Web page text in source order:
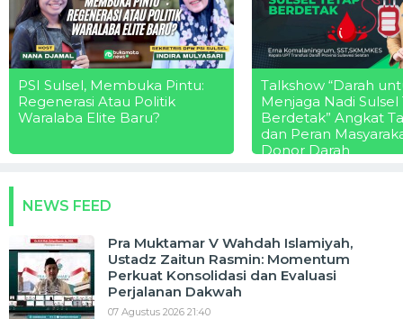
PSI Sulsel, Membuka Pintu:
Regenerasi Atau Politik
Waralaba Elite Baru?
Talkshow “Darah
Menjaga Nadi Sulsel
Berdetak” Angkat
dan Peran
Donor Darah
NEWS FEED
Pra Muktamar V Wahdah Islamiyah,
Ustadz Zaitun Rasmin: Momentum
Perkuat Konsolidasi dan Evaluasi
Perjalanan Dakwah
07 Agustus 2026 21:40